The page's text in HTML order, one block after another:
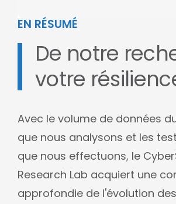
EN RÉSUMÉ
De notre
votre
Avec le volume de données
que nous analysons et les
que nous effectuons, le
Research Lab acquiert une
approfondie de l'évolution